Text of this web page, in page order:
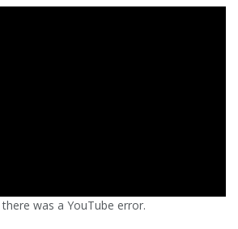
there was a YouTube error.